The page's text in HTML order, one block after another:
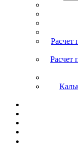
Расчет
Расчет